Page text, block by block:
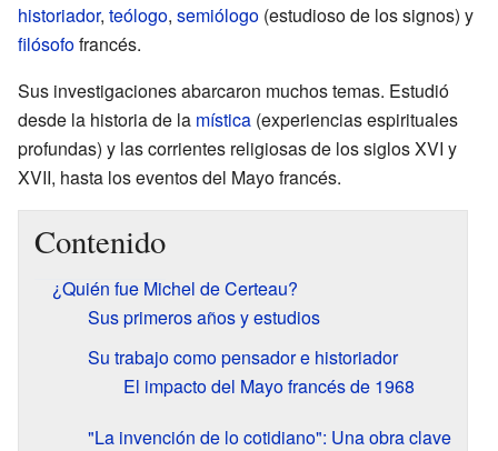
historiador, teólogo, semiólogo (estudioso de los signos) y
filósofofrancés.
Sus investigaciones abarcaron muchos temas. Estudió
desde la historia de la mística (experiencias espirituales
profundas) y las corrientes religiosas de los siglos XVI y
XVII, hasta los eventos del Mayo francés.
Contenido
¿Quién fue Michel de Certeau?
Sus primeros años y estudios
Su trabajo como pensador e historiador
El impacto del Mayo francés de 1968
"La invención de lo cotidiano": Una obra clave